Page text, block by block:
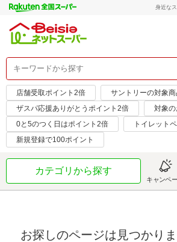
身近な
店舗受取ポイント2倍 サントリーの対象
ザスパ応援ありがとうポイント2倍
対象
0と5のつく日はポイント2倍
トイレット
新規登録で100ポイント
カテゴリから探す
キャンペ
お探しのページは見つかりま